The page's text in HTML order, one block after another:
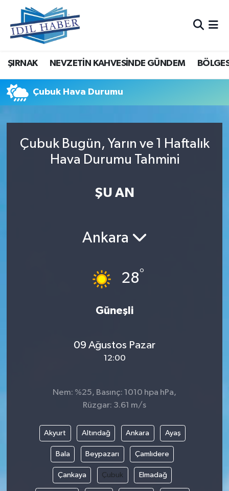
ŞIRNAK NEVZETİN KAHVESİNDE GÜNDEM
Çubuk Hava Durumu
Çubuk Bugün, Yarın ve 1 Haftalık
Hava Durumu Tahmini
ŞU AN
Ankara
28°
Güneşli
09 Ağustos Pazar
12:00
Nem: %25, Basınç: 1010 hpa hPa,
Rüzgar: 3.61 m/s
Akyurt Altındağ Ankara Ayaş
Bala Beypazarı Çamlıdere
Çankaya Çubuk Elmadağ
Nöbetçi Eczaneler
Hava Durumu
Trafik Durumu
Tüm Manşetler